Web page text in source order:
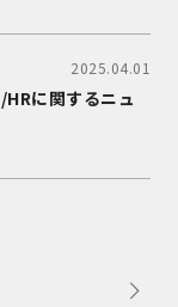
2025.04.01
HRに関するニュ